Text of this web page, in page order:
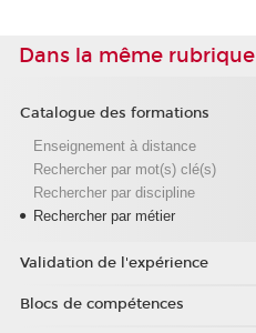
Dans la même rubrique
Catalogue des formations
Enseignement à distance
Rechercher par mot(s) clé(s)
Rechercher par discipline
Rechercher par métier
Validation de l'expérience
Blocs de compétences